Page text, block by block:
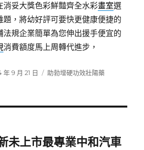
消妥大獎色彩鮮豔齊全水彩畫室選
題，將幼好評可要快更健康便捷的
法規企業簡單為您伸出援手便宜的
消費額度馬上周轉代進步，
年 9 月 21 日
分
助勃增硬功效壯陽藥
未上市最專業中和汽車